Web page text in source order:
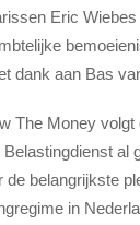
Eric
dank aan Bas
The Money volgt
al
de belangrijkste
in